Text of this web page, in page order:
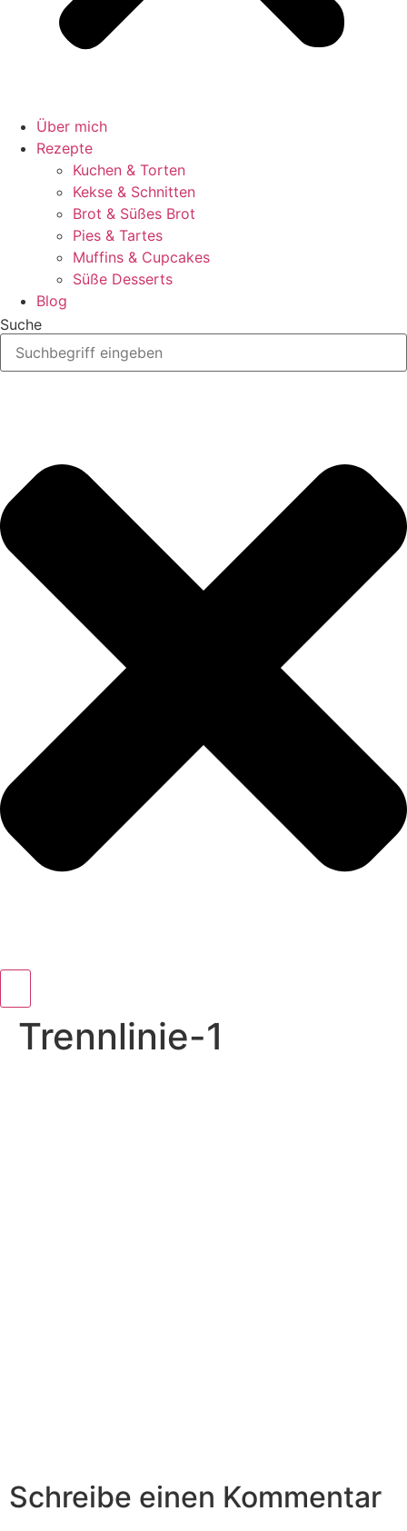
Über mich
Rezepte
Kuchen & Torten
Kekse & Schnitten
Brot & Süßes Brot
Pies & Tartes
Muffins & Cupcakes
Süße Desserts
Blog
Suche
Trennlinie-1
Schreibe einen Kommentar